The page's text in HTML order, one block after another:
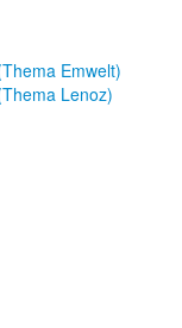
Emwelt)
Lenoz)